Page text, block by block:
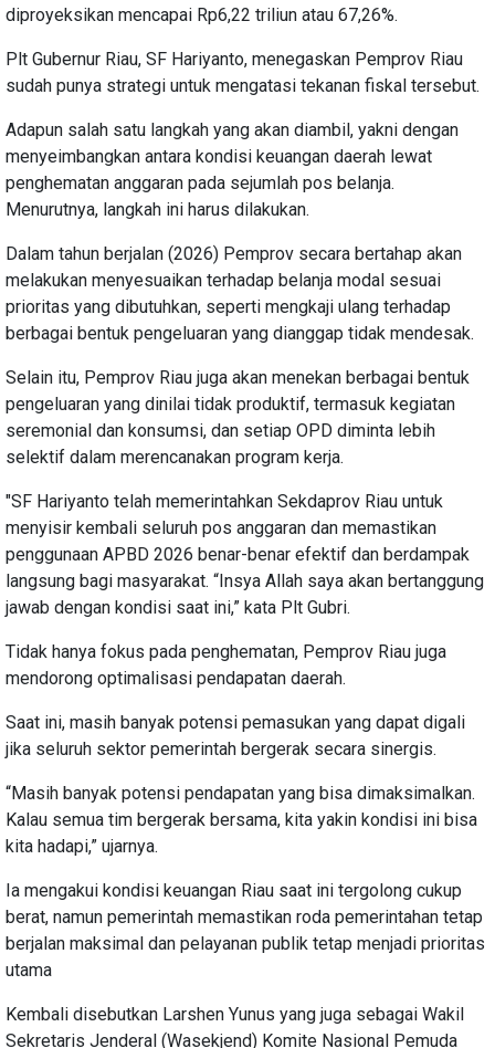
diproyeksikan mencapai Rp6,22 triliun atau 67,26%.
Plt Gubernur Riau, SF Hariyanto, menegaskan Pemprov Riau
sudah punya strategi untuk mengatasi tekanan fiskal tersebut.
Adapun salah satu langkah yang akan diambil, yakni dengan
menyeimbangkan antara kondisi keuangan daerah lewat
penghematan anggaran pada sejumlah pos belanja.
Menurutnya, langkah ini harus dilakukan.
Dalam tahun berjalan (2026) Pemprov secara bertahap akan
melakukan menyesuaikan terhadap belanja modal sesuai
prioritas yang dibutuhkan, seperti mengkaji ulang terhadap
berbagai bentuk pengeluaran yang dianggap tidak mendesak.
Selain itu, Pemprov Riau juga akan menekan berbagai bentuk
pengeluaran yang dinilai tidak produktif, termasuk kegiatan
seremonial dan konsumsi, dan setiap OPD diminta lebih
selektif dalam merencanakan program kerja.
"SF Hariyanto telah memerintahkan Sekdaprov Riau untuk
menyisir kembali seluruh pos anggaran dan memastikan
penggunaan APBD 2026 benar-benar efektif dan berdampak
langsung bagi masyarakat. “Insya Allah saya akan bertanggung
jawab dengan kondisi saat ini,” kata Plt Gubri.
Tidak hanya fokus pada penghematan, Pemprov Riau juga
mendorong optimalisasi pendapatan daerah.
Saat ini, masih banyak potensi pemasukan yang dapat digali
jika seluruh sektor pemerintah bergerak secara sinergis.
“Masih banyak potensi pendapatan yang bisa dimaksimalkan.
Kalau semua tim bergerak bersama, kita yakin kondisi ini bisa
kita hadapi,” ujarnya.
Ia mengakui kondisi keuangan Riau saat ini tergolong cukup
berat, namun pemerintah memastikan roda pemerintahan tetap
berjalan maksimal dan pelayanan publik tetap menjadi prioritas
utama
Kembali disebutkan Larshen Yunus yang juga sebagai Wakil
Sekretaris Jenderal (Wasekjend) Komite Nasional Pemuda